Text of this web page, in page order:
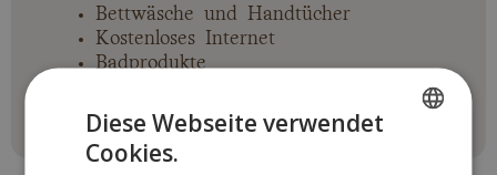
Bettwäsche und Handtücher
Kostenloses Internet
Badprodukte
Diese Webseite verwendet
Cookies.